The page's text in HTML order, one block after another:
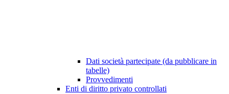
Dati società partecipate (da pubblicare in
tabelle)
Provvedimenti
Enti di diritto privato controllati